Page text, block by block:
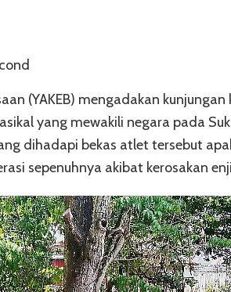
(YAKEB) mengadakan
yang mewakili negara pada
dihadapi bekas atlet tersebut
sepenuhnya akibat kerosakan